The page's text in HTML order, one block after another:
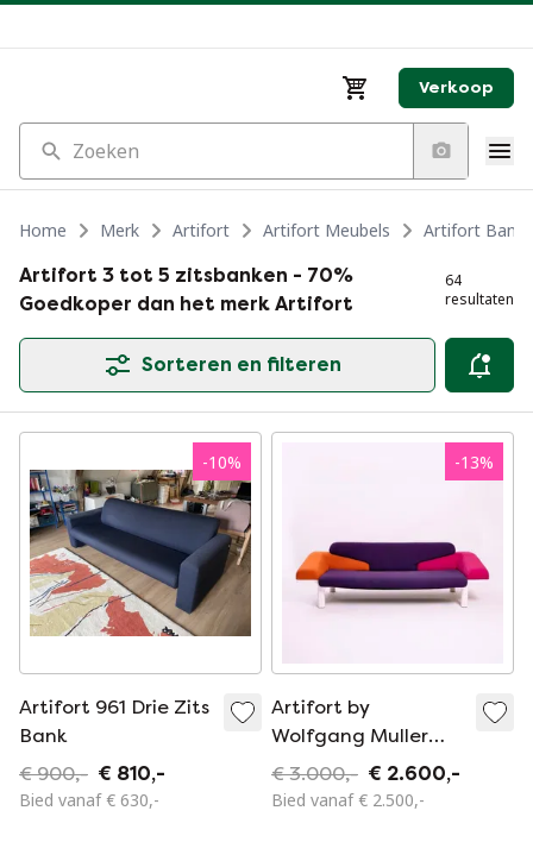
Verkoop
Zoeken
Home Merk Artifort Artifort Meubels
Artifort
Artifort 3 tot 5 zitsbanken - 70%
Goedkoper dan het merk Artifort
64
resultaten
Sorteren en filteren
-10%
Artifort 961 Drie Zits
Bank
€ 900,- € 810,-
Bied vanaf € 630,-
-13%
Artifort by
Wolfgang Muller
Setsu 700 Sofa
€ 3.000,- € 2.600,-
Bied vanaf € 2.500,-